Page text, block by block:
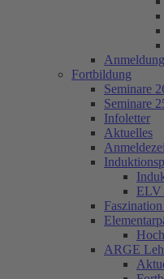
Fortbildung
Seminare
Seminare
Infoletter
Aktuelles
ELV
ARGE